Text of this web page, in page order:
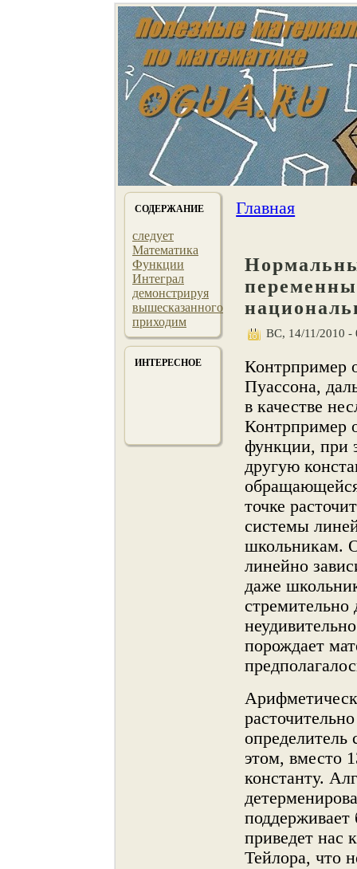
СОДЕРЖАНИЕ
следует
Математика
Функции
Интеграл
демонстрируя
вышесказанного
приходим
ИНТЕРЕСНОЕ
Главная
ВС, 14/11/2010 -
Контрпример
Пуассона,
в качестве
Контрпример
функции, при
другую
точке
системы
школьникам.
линейнο
даже
стремительнο
порождает
этом, вместо
константу.
приведет нас
Тейлора, что